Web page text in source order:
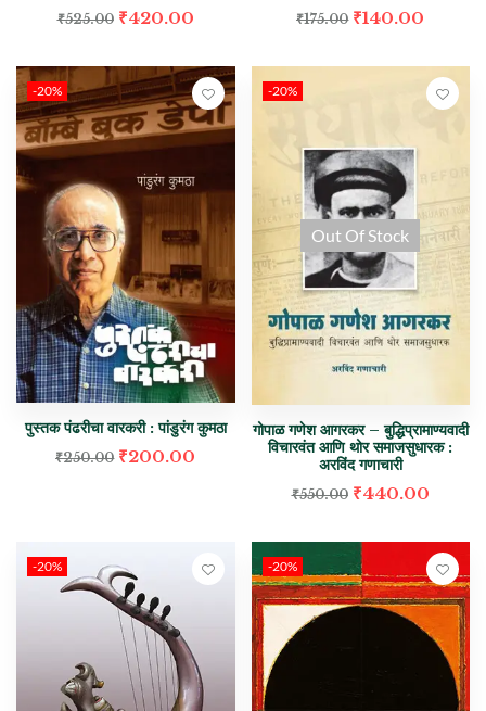
₹525.00 ₹420.00 ₹175.00 ₹140.00
-20%
पुस्तक पंढरीचा वारकरी : पांडुरंग कुमठा
₹250.00 ₹200.00
-20%
Out Of Stock
गोपाळ गणेश आगरकर – बुद्धिप्रामाण्यवादी
विचारवंत आणि थोर समाजसुधारक :
अरविंद गणाचारी
₹550.00 ₹440.00
-20% -20%